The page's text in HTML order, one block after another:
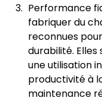
Performance
fabriquer du
reconnues
durabilité.
une utilisation
productivité à
maintenance